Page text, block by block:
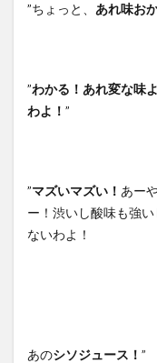
”ちょっと、 あれ味お
”わかる！あれ変な味
わよ！ ”
”マズいマズい！ あー
ー！渋いし酸味も強
ないわよ！
あのシソジュース！ ”